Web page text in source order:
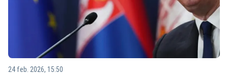
24 feb. 2026, 15:50